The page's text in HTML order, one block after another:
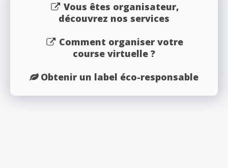
Vous êtes organisateur,
découvrez nos services
Comment organiser votre
course virtuelle ?
Obtenir un label éco-responsable